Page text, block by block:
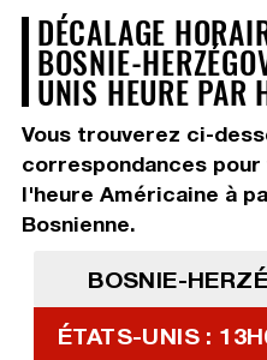
DÉCALAGE
BOSNIE-
UNIS HEURE PAR
Vous trouverez ci-
correspondances
l'heure Américaine à
Bosnienne.
BOSNIE-
ÉTATS-UNIS :